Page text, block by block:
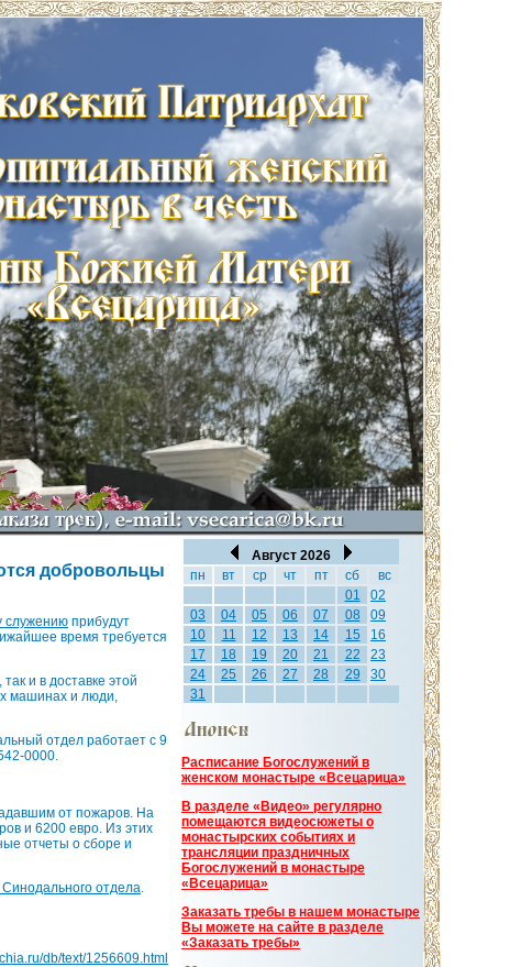
добровольцы
служению прибудут
время требуется
и в доставке этой
машинах и люди,
отдел работает с 9
0000.
от пожаров. На
и 6200 евро. Из этих
отчеты о сборе и
Синодального отдела
db/text/1256609.html
Август 2026
пн
вт ср чт пт сб
вс
01
02
03
04 05 06 07 08
09
10
11 12 13 14 15
16
17
18 19 20 21 22
23
24
25 26 27 28 29
30
31
Расписание Богослужений в
женском монастыре «Всецарица»
В разделе «Видео» регулярно
помещаются видеосюжеты о
монастырских событиях и
трансляции праздничных
Богослужений в монастыре
«Всецарица»
Заказать требы в нашем монастыре
Вы можете на сайте в разделе
«Заказать требы»